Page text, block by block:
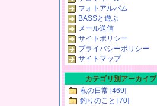
フォトアルバム
BASSと遊ぶ
メール送信
サイトポリシー
プライバシーポリシー
サイトマップ
カテゴリ別アーカイブ
私の日常 [469]
釣りのこと [70]